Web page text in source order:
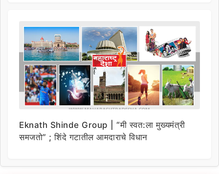
Eknath Shinde Group | “मी स्वत:ला मुख्यमंत्री
समजतो” ; शिंदे गटातील आमदाराचे विधान